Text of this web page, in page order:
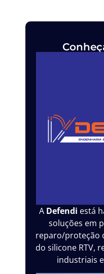
A Defendi está
soluções em
reparo/proteção
do silicone RTV,
industriais